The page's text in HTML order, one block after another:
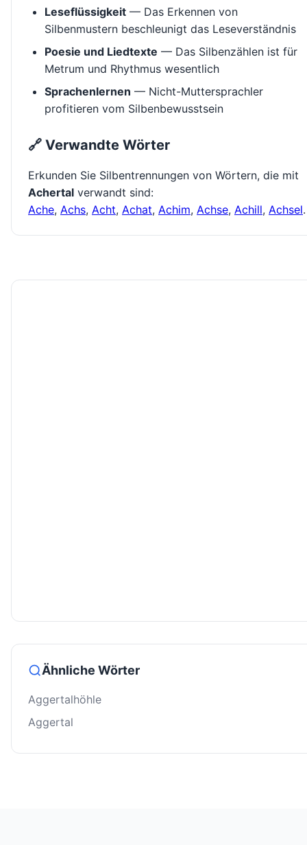
Leseflüssigkeit — Das Erkennen von
Silbenmustern beschleunigt das Leseverständnis
Poesie und Liedtexte — Das Silbenzählen ist für
Metrum und Rhythmus wesentlich
Sprachenlernen — Nicht-Muttersprachler
profitieren vom Silbenbewusstsein
🔗 Verwandte Wörter
Erkunden Sie Silbentrennungen von Wörtern, die mit
Achertal verwandt sind:
Ache, Achs, Acht, Achat, Achim, Achse, Achill, Achsel.
Ähnliche Wörter
Aggertalhöhle
Aggertal